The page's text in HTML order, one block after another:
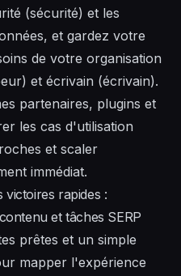
(sécurité) et les
et gardez votre
de votre organisation
et écrivain (écrivain).
partenaires, plugins et
les cas d'utilisation
et scaler
immédiat.
victoires rapides :
et tâches SERP
prêtes et un simple
mapper l'expérience